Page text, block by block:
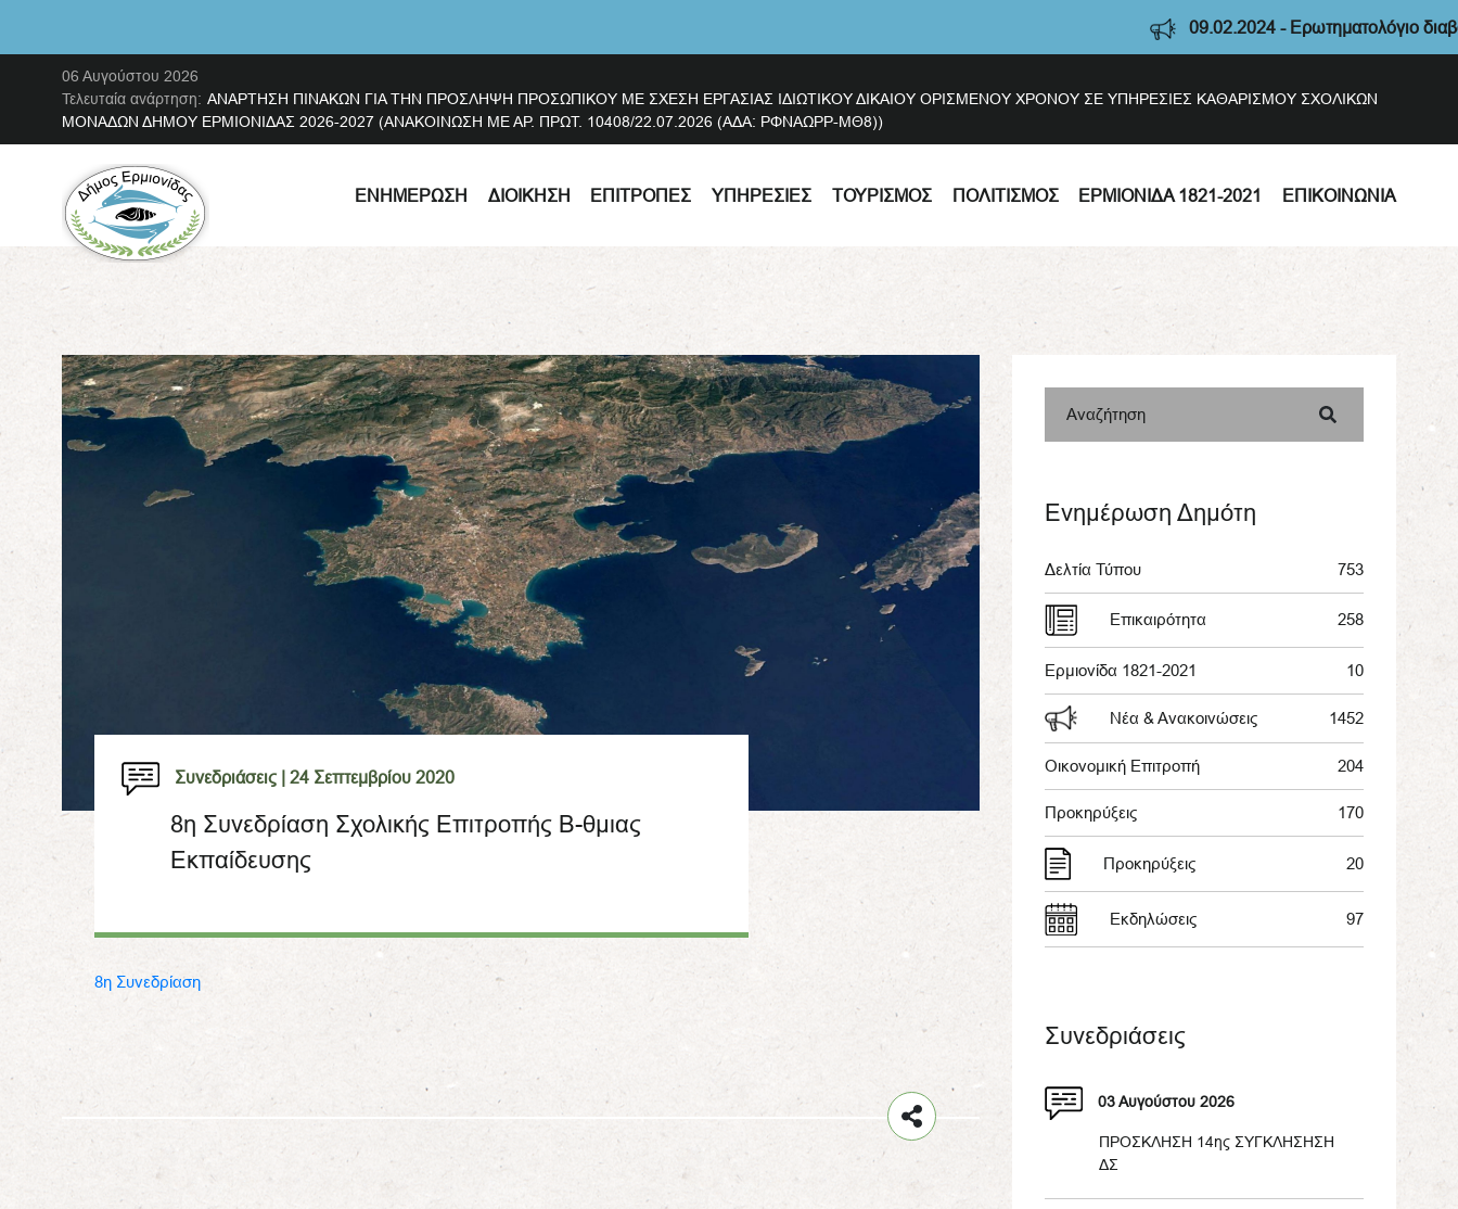
09.02.2024 - Ερωτηματολόγιο
06 Αυγούστου 2026
Τελευταία ανάρτηση: ΑΝΑΡΤΗΣΗ ΠΙΝΑΚΩΝ ΓΙΑ ΤΗΝ ΠΡΟΣΛΗΨΗ ΠΡΟΣΩΠΙΚΟΥ ΜΕ ΣΧΕΣΗ ΕΡΓΑΣΙΑΣ ΙΔΙΩΤΙΚΟΥ ΔΙΚΑΙΟΥ ΟΡΙΣΜΕΝΟΥ ΧΡΟΝΟΥ ΣΕ ΥΠΗΡΕΣΙΕΣ ΚΑΘΑΡΙΣΜΟΥ ΣΧΟΛΙΚΩΝ
ΜΟΝΑΔΩΝ ΔΗΜΟΥ ΕΡΜΙΟΝΙΔΑΣ 2026-2027 (ΑΝΑΚΟΙΝΩΣΗ ΜΕ ΑΡ. ΠΡΩΤ. 10408/22.07.2026 (ΑΔΑ: ΡΦΝΑΩΡΡ-ΜΘ8))
ΕΝΗΜΈΡΩΣΗ ΔΙΟΊΚΗΣΗ ΕΠΙΤΡΟΠΈΣ ΥΠΗΡΕΣΊΕΣ ΤΟΥΡΙΣΜΌΣ ΠΟΛΙΤΙΣΜΌΣ ΕΡΜΙΟΝΊΔΑ 1821-2021 ΕΠΙΚΟΙΝΩΝΊΑ
Συνεδριάσεις | 24 Σεπτεμβρίου 2020
8η Συνεδρίαση Σχολικής Επιτροπής Β-θμιας
Εκπαίδευσης
8η Συνεδρίαση
Αναζήτηση
Ενημέρωση Δημότη
Δελτία Τύπου 753
Επικαιρότητα 258
Ερμιονίδα 1821-2021 10
Νέα & Ανακοινώσεις 1452
Οικονομική Επιτροπή 204
Προκηρύξεις 170
Προκηρύξεις 20
Εκδηλώσεις 97
Συνεδριάσεις
03 Αυγούστου 2026
ΠΡΟΣΚΛΗΣΗ 14ης ΣΥΓΚΛΗΣΗΣΗ
ΔΣ